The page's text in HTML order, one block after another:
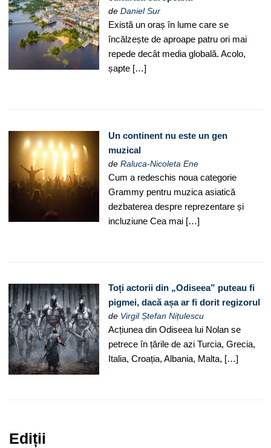
deDaniel Sur
Există un oraș în lume care se
încălzește de aproape patru ori mai
repede decât media globală. Acolo,
șapte […]
Un continent nu este un gen
muzical
deRaluca-Nicoleta Ene
Cum a redeschis noua categorie
Grammy pentru muzica asiatică
dezbaterea despre reprezentare și
incluziune Cea mai […]
Toți actorii din „Odiseea” puteau fi
pigmei, dacă așa ar fi dorit regizorul
de Virgil Ștefan Nițulescu
Acțiunea din Odiseea lui Nolan se
petrece în țările de azi Turcia, Grecia,
Italia, Croația, Albania, Malta, […]
Ediții